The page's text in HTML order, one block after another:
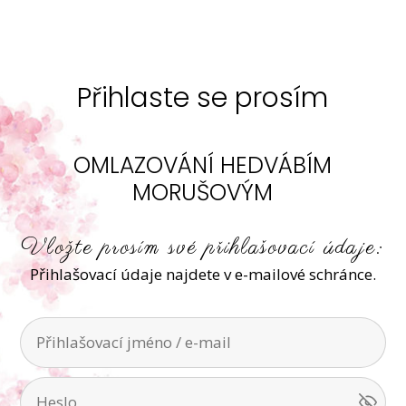
Přihlaste se prosím
OMLAZOVÁNÍ HEDVÁBÍM
MORUŠOVÝM
Vložte prosím své přihlašovací údaje:
Přihlašovací údaje najdete v e-mailové schránce.